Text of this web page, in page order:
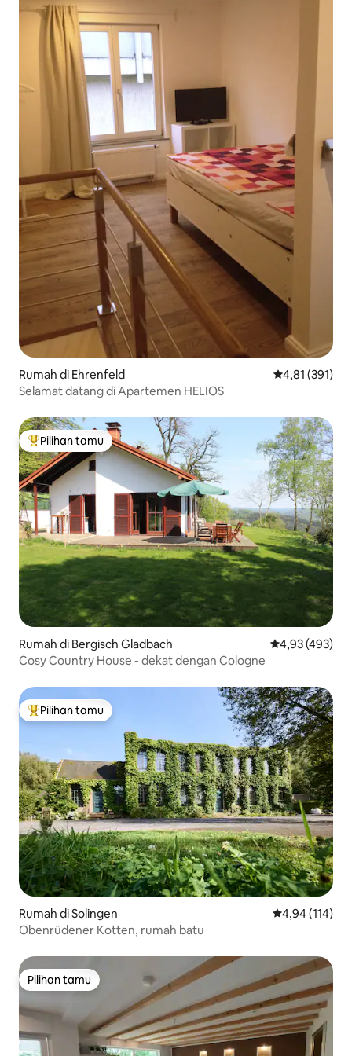
Rumah di Ehrenfeld Nilai rata-rata
4,81 (391)
Selamat datang di Apartemen HELIOS
Pilihan tamu terpopuler
Pilihan tamu
Rumah di Bergisch Gladbach Nilai rata-rata
4,93 (493)
Cosy Country House - dekat dengan Cologne
Pilihan tamu terpopuler
Pilihan tamu
Rumah di Solingen Nilai rata-rata
4,94 (114)
Obenrüdener Kotten, rumah batu
Pilihan tamu
Pilihan tamu